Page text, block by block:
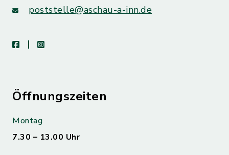
poststelle@aschau-a-inn.de
facebookinstagram
Öffnungszeiten
Montag
7.30 – 13.00 Uhr